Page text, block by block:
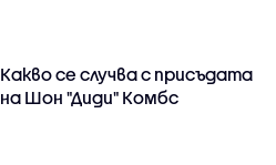
Какво се случва с присъдата
на Шон "Диди" Комбс